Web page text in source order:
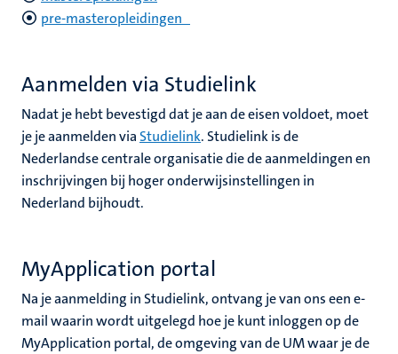
pre-masteropleidingen
Aanmelden via Studielink
Nadat je hebt bevestigd dat je aan de eisen voldoet, moet
je je aanmelden via Studielink. Studielink is de
Nederlandse centrale organisatie die de aanmeldingen en
inschrijvingen bij hoger onderwijsinstellingen in
Nederland bijhoudt.
MyApplication portal
Na je aanmelding in Studielink, ontvang je van ons een e-
mail waarin wordt uitgelegd hoe je kunt inloggen op de
MyApplication portal, de omgeving van de UM waar je de